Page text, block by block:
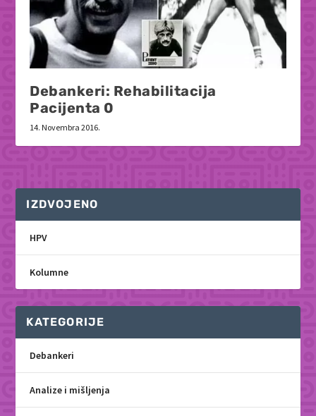
Debankeri: Rehabilitacija
Pacijenta 0
14. Novembra 2016.
IZDVOJENO
HPV
Kolumne
KATEGORIJE
Debankeri
Analize i mišljenja